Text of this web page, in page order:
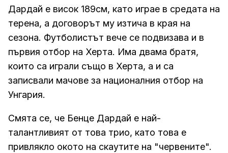
Дардай е висок 189см, като играе в средата на
терена, а договорът му изтича в края на
сезона. Футболистът вече се подвизава и в
първия отбор на Херта. Има двама братя,
които са играли също в Херта, а и са
записвали мачове за националния отбор на
Унгария.
Смята се, че Бенце Дардай е най-
талантливият от това трио, като това е
привлякло окото на скаутите на "червените".